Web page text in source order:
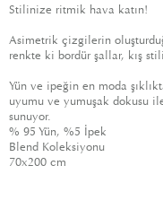
Stilinize ritmik hava katın!
Asimetrik çizgilerin
renkte ki bordür şallar, kış
Yün ve ipeğin en moda
uyumu ve yumuşak dokusu
sunuyor.
% 95 Yün, %5 İpek
Blend Koleksiyonu
70x200 cm